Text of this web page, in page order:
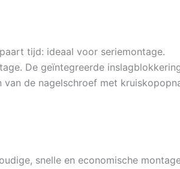
tijd: ideaal voor seriemontage.
De geïntegreerde
van de nagelschroef met
snelle en economische